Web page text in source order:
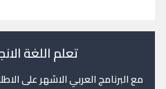
تعلم اللغة
مع البرنامج العربي الاشهر على الاطلاق